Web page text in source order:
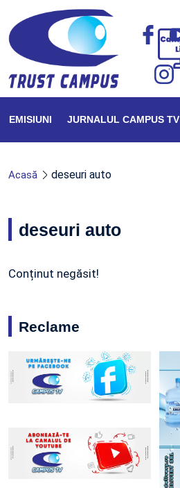
EMISIUNI JURNALUL CAMPUS TV
Acasă deseuri auto
deseuri auto
Conținut negăsit!
Reclame